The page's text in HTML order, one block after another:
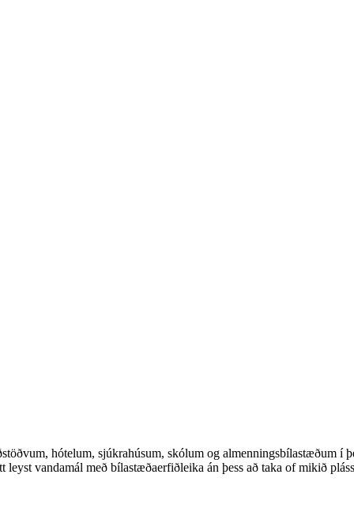
hótelum, sjúkrahúsum, skólum og almenningsbílastæðum í
vandamál með bílastæðaerfiðleika án þess að taka of mikið